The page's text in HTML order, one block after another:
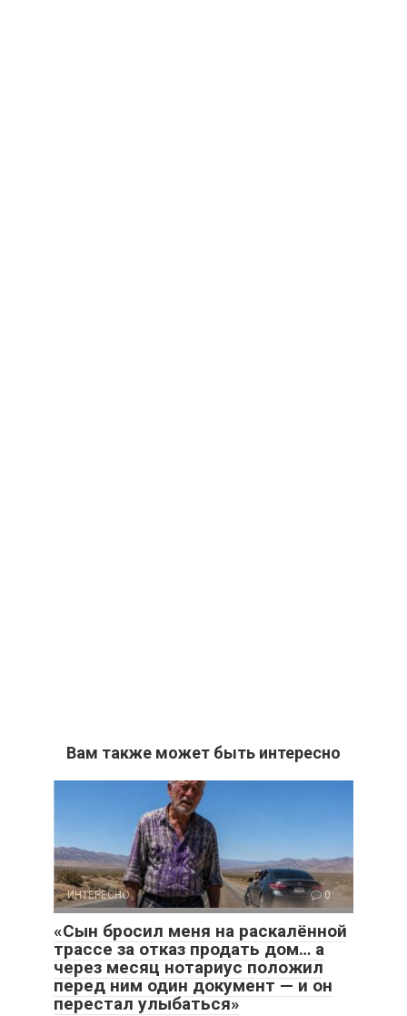
Вам также может быть интересно
ИНТЕРЕСНО 0
«Сын бросил меня на раскалённой
трассе за отказ продать дом… а
через месяц нотариус положил
перед ним один документ — и он
перестал улыбаться»